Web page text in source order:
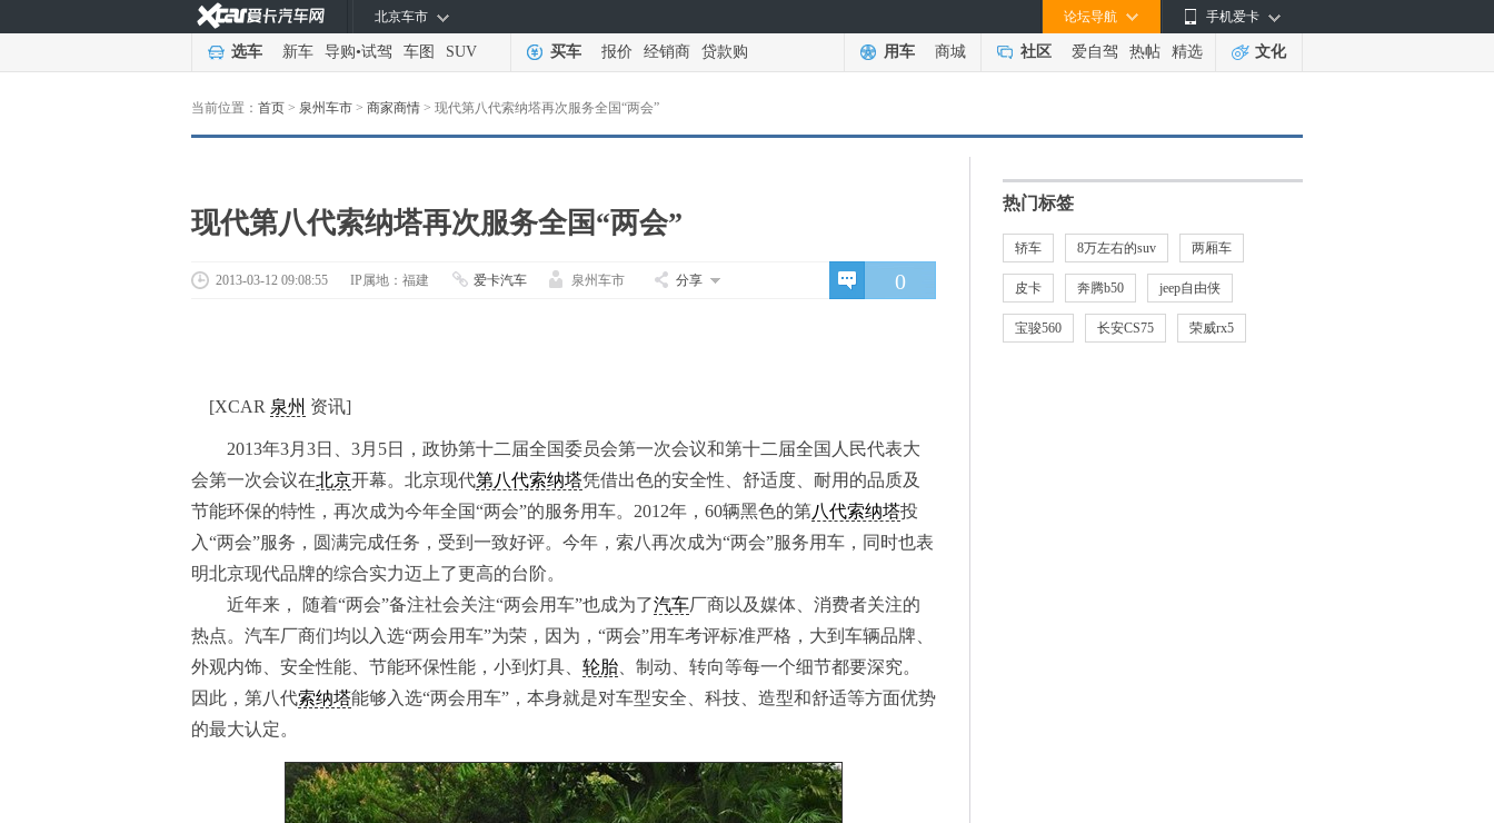
手机爱卡
论坛导航
北京车市
选车 新车 导购•试驾 车图 SUV 买车 报价 经销商 贷款购 用车 商城 社区 爱自驾 热帖 精选 文化
当前位置： 首页 > 泉州车市 > 商家商情 > 现代第八代索纳塔再次服务全国“两会”
现代第八代索纳塔再次服务全国“两会”
0
2013-03-12 09:08:55 IP属地：福建 爱卡汽车 泉州车市 分享
[XCAR 泉州 资讯]
2013年3月3日、3月5日，政协第十二届全国委员会第一次会议和第十二届全国人民代表大
会第一次会议在北京开幕。北京现代第八代索纳塔凭借出色的安全性、舒适度、耐用的品质及
节能环保的特性，再次成为今年全国“两会”的服务用车。2012年，60辆黑色的第八代索纳塔投
入“两会”服务，圆满完成任务，受到一致好评。今年，索八再次成为“两会”服务用车，同时也表
明北京现代品牌的综合实力迈上了更高的台阶。
近年来， 随着“两会”备注社会关注“两会用车”也成为了汽车厂商以及媒体、消费者关注的
热点。汽车厂商们均以入选“两会用车”为荣，因为，“两会”用车考评标准严格，大到车辆品牌、
外观内饰、安全性能、节能环保性能，小到灯具、 轮胎 、制动、转向等每一个细节都要深究。
因此，第八代索纳塔能够入选“两会用车”，本身就是对车型安全、科技、造型和舒适等方面优势
的最大认定。
热门标签
轿车 8万左右的suv 两厢车
皮卡 奔腾b50 jeep自由侠
宝骏560 长安CS75 荣威rx5